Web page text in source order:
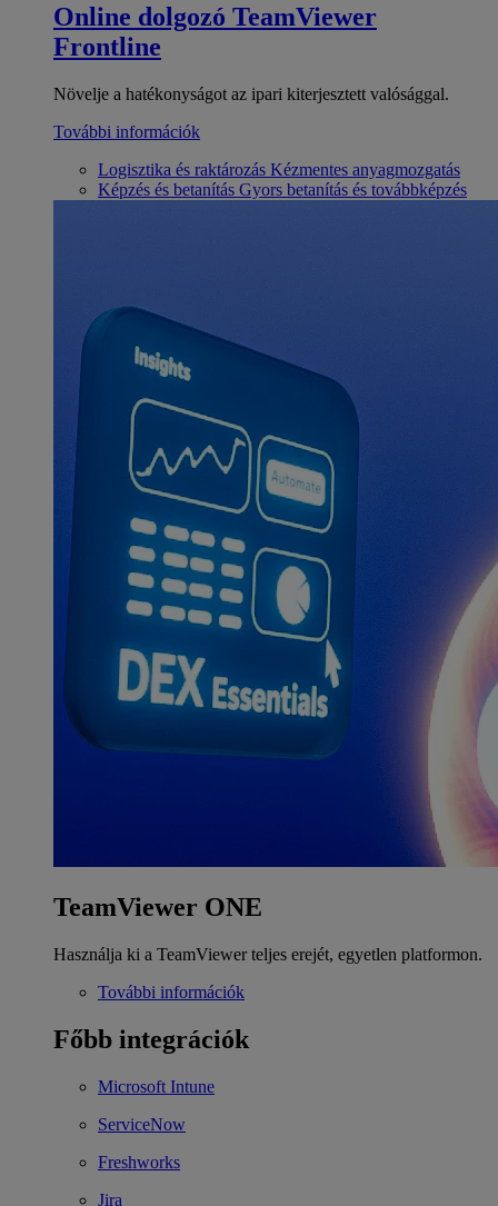
Online dolgozó TeamViewer
Frontline
Növelje a hatékonyságot az ipari kiterjesztett valósággal.
További információk
Logisztika és raktározás Kézmentes anyagmozgatás
Képzés és betanítás Gyors betanítás és továbbképzés
TeamViewer ONE
Használja ki a TeamViewer teljes erejét, egyetlen platformon.
További információk
Főbb integrációk
Microsoft Intune
ServiceNow
Freshworks
Jira